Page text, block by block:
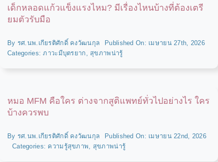
เด็กหลอดแก้วแข็งแรงไหม? มีเรื่องไหนบ้างที่ต้องเตรี
ยมตัวรับมือ
By รศ.นพ.เกียรติศักดิ์ คงวัฒนกุล
Published On: เมษายน 27th, 2026
Categories:ภาวะมีบุตรยาก สุขภาพน่ารู้
หมอ MFM คือใคร ต่างจากสูติแพทย์ทั่วไปอย่างไร ใคร
บ้างควรพบ
By รศ.นพ.เกียรติศักดิ์ คงวัฒนกุล
Published On: เมษายน 22nd, 2026
Categories: ความรู้สุขภาพ สุขภาพน่ารู้